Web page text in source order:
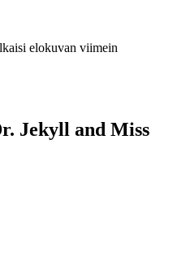
elokuvan viimein
Jekyll and Miss